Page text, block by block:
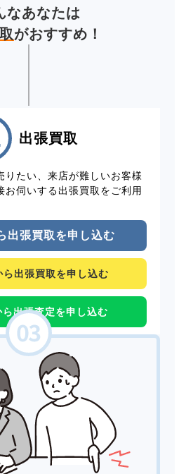
なあなたは
がおすすめ！
出張買取
りたい、来店が難しいお客様
お伺いする出張買取をご利用
出張買取を申し込む
ら出張買取を申し込む
出張査定を申し込む